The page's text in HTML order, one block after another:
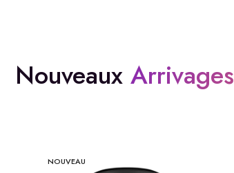
Nouveaux Arrivages
NOUVEAU